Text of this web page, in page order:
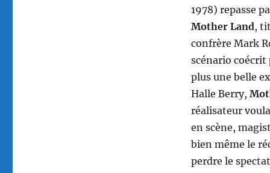
1978) repasse
Mother Land,
confrère Mark
scénario coécrit
plus une belle
Halle Berry,
réalisateur
en scène,
bien même le
perdre le